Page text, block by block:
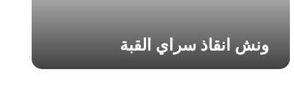
ل
ونش انقاذ سراي القبة